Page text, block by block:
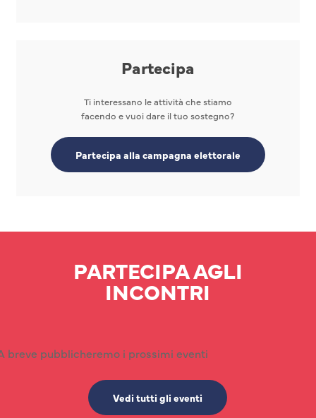
Partecipa
Ti interessano le attività che stiamo
facendo e vuoi dare il tuo sostegno?
Partecipa alla campagna elettorale
PARTECIPA AGLI
INCONTRI
breve pubblicheremo i prossimi eventi
Vedi tutti gli eventi